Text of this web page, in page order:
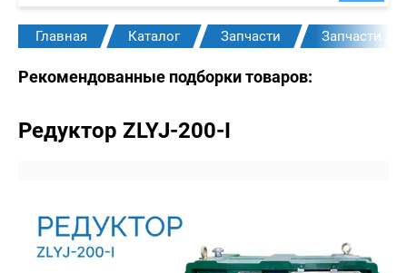
Главная Каталог Запчасти Запчасти
Рекомендованные подборки товаров:
Редуктор ZLYJ-200-I